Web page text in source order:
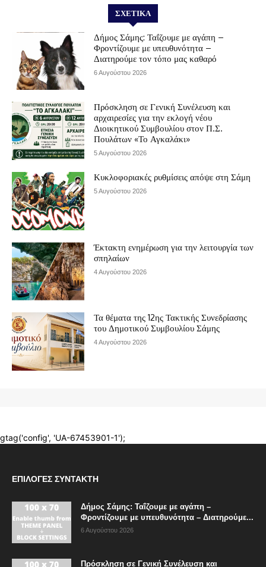
ΕΠΙΛΟΓΈΣ ΣΥΝΤΆΚΤΗ
Δήμος Σάμης: Ταΐζουμε με αγάπη –
Φροντίζουμε με υπευθυνότητα – Διατηρούμε...
6 Αυγούστου 2026
Πρόσκληση σε Γενική Συνέλευση και